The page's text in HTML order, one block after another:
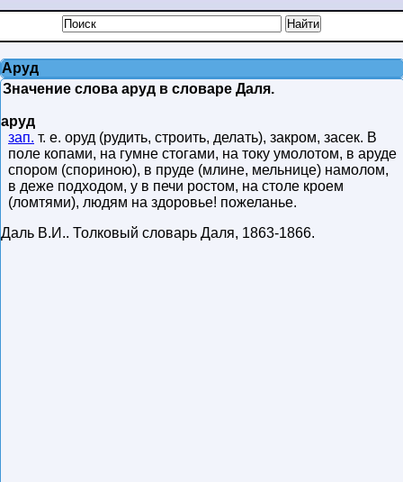
Аруд
Значение слова аруд в словаре Даля.
аруд
зап. т. е. оруд (рудить, строить, делать), закром, засек. В
поле копами, на гумне стогами, на току умолотом, в аруде
спором (спориною), в пруде (млине, мельнице) намолом,
в деже подходом, у в печи ростом, на столе кроем
(ломтями), людям на здоровье! пожеланье.
Даль В.И.. Толковый словарь Даля, 1863-1866.